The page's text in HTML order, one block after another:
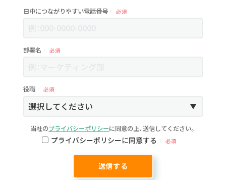
日中につながりやすい電話番号 必須
部署名 必須
役職 必須
当社のプライバシーポリシーに同意の上、送信してください。
プライバシーポリシーに同意する 必須